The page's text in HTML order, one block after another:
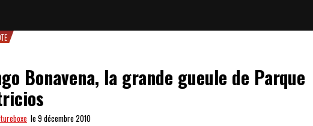
Bonavena, la grande gueule de Parque
le 9 décembre 2010